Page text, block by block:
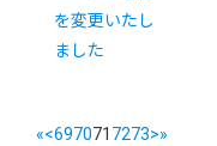
を変更いたし
ました
«<697071 7273>»